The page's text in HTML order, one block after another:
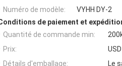
Numéro de modèle:
VYHH DY-2
de paiement et
Quantité de commande min:
Prix:
Détails d'emballage:
Le